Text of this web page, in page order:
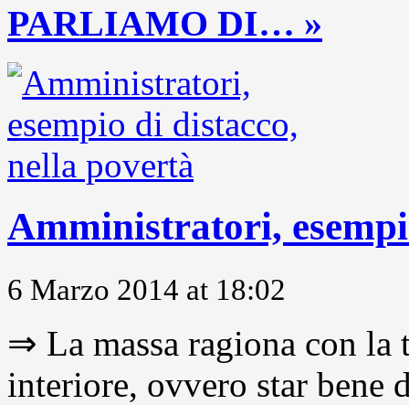
PARLIAMO DI… »
Amministratori,
6 Marzo 2014 at 18:02
⇒ La massa ragiona con
interiore, ovvero star